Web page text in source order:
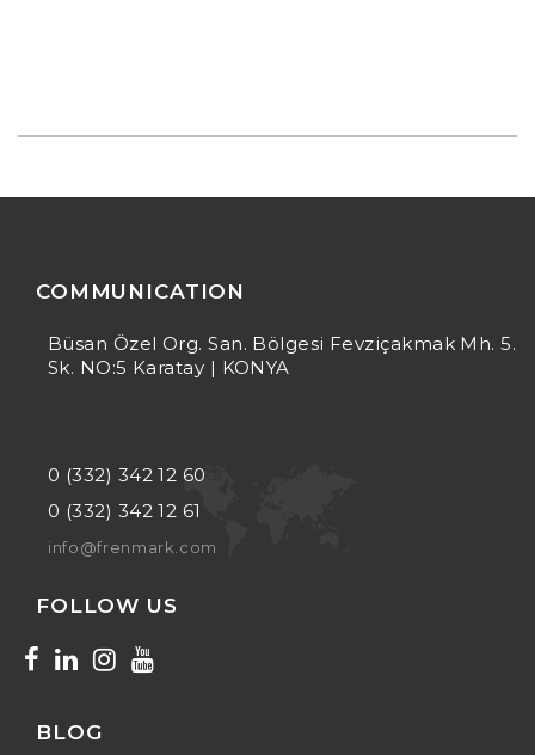
COMMUNICATION
Büsan Özel Org. San. Bölgesi Fevziçakmak Mh. 5.
Sk. NO:5 Karatay | KONYA
0 (332) 342 12 60
0 (332) 342 12 61
info@frenmark.com
FOLLOW US
BLOG